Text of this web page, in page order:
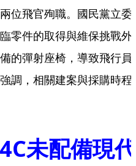
位飛官殉職。國民黨立委
零件的取得與維保挑戰外
的彈射座椅，導致飛行員
調，相關建案與採購時程
未配備現代